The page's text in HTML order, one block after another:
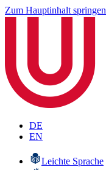
Zum Hauptinhalt springen
DE
EN
Leichte Sprache